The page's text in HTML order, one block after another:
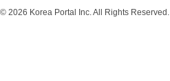
© 2026 Korea Portal Inc. All Rights Reserved.